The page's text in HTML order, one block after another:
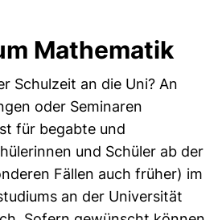
Mathematik
Schulzeit an die Uni? An
oder Seminaren
für begabte und
und Schüler ab der
Fällen auch früher) im
an der Universität